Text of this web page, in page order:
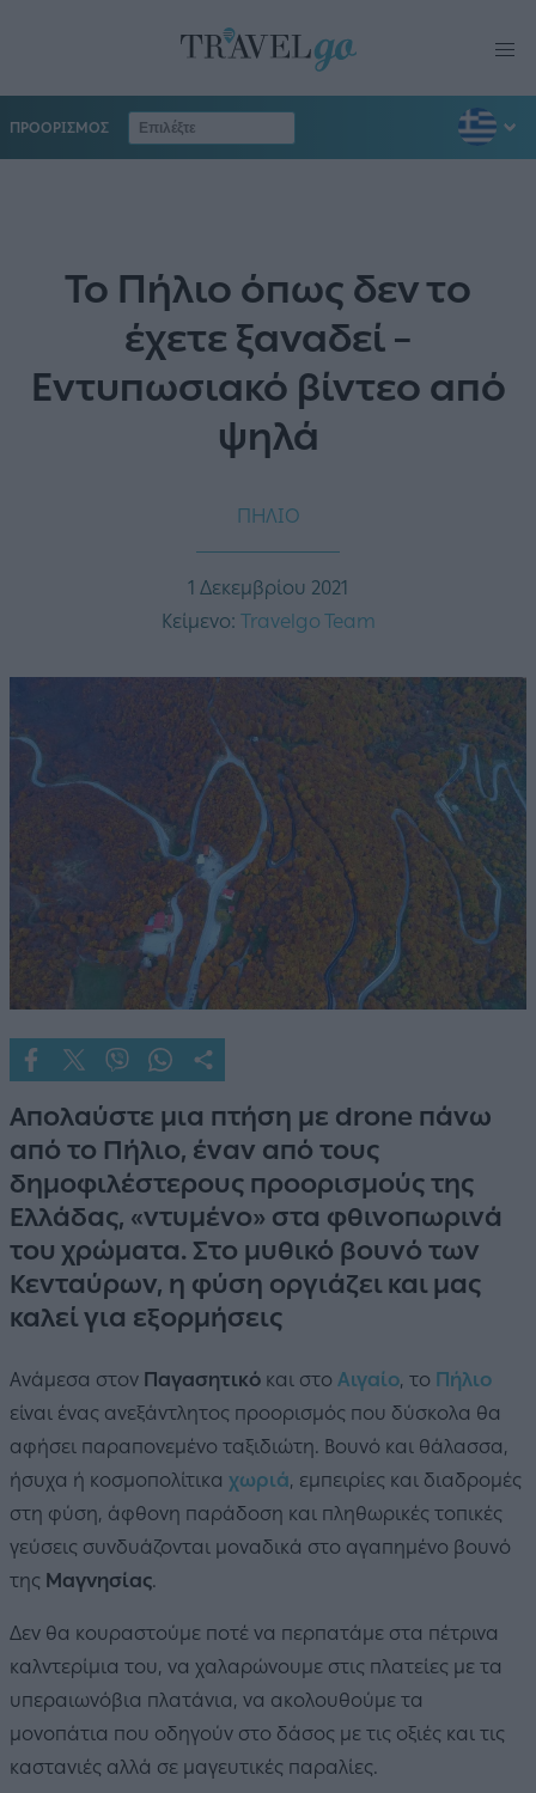
ΠΡΟΟΡΙΣΜΟΣ
Το Πήλιο όπως δεν το
έχετε ξαναδεί –
Εντυπωσιακό βίντεο από
ψηλά
ΠΗΛΙΟ
1 Δεκεμβρίου 2021
Κείμενο: Travelgo Team
Απολαύστε μια πτήση με drone πάνω
από τo Πήλιο, έναν από τους
δημοφιλέστερους προορισμούς της
Ελλάδας, «ντυμένο» στα φθινοπωρινά
του χρώματα. Στο μυθικό βουνό των
Κενταύρων, η φύση οργιάζει και μας
καλεί για εξορμήσεις
Ανάμεσα στον Παγασητικό και στο Αιγαίο, το Πήλιο
είναι ένας ανεξάντλητος προορισμός που δύσκολα θα
αφήσει παραπονεμένο ταξιδιώτη. Βουνό και θάλασσα,
ήσυχα ή κοσμοπολίτικα χωριά, εμπειρίες και διαδρομές
στη φύση, άφθονη παράδοση και πληθωρικές τοπικές
γεύσεις συνδυάζονται μοναδικά στο αγαπημένο βουνό
της Μαγνησίας.
Δεν θα κουραστούμε ποτέ να περπατάμε στα πέτρινα
καλντερίμια του, να χαλαρώνουμε στις πλατείες με τα
υπεραιωνόβια πλατάνια, να ακολουθούμε τα
μονοπάτια που οδηγούν στο δάσος με τις οξιές και τις
καστανιές αλλά σε μαγευτικές παραλίες.